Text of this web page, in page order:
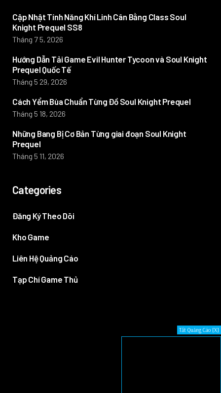
Cập Nhật Tính Năng Khí Linh Cân Bằng Class Soul
Knight Prequel SS8
Tháng 7 5, 2026
Hướng Dẫn Tải Game Evil Hunter Tycoon và Soul Knight
Prequel Quốc Tế
Tháng 5 29, 2026
Cách Yểm Bùa Chuẩn Từng Đồ Soul Knight Prequel
Tháng 5 18, 2026
Những Bang Bị Cơ Bản Từng giai đoạn Soul Knight
Prequel
Tháng 5 11, 2026
Categories
Đăng Ký Theo Dõi
Kho Game
Liên Hệ Quảng Cáo
Tạp Chí Game Thủ
Tắt Quảng Cáo [X]